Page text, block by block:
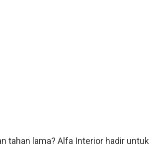
tahan lama? Alfa Interior hadir untuk